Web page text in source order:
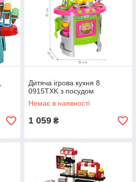
Дитяча ігрова кухня 8
0915TXK з посудом
Немає в наявності
1 059 ₴